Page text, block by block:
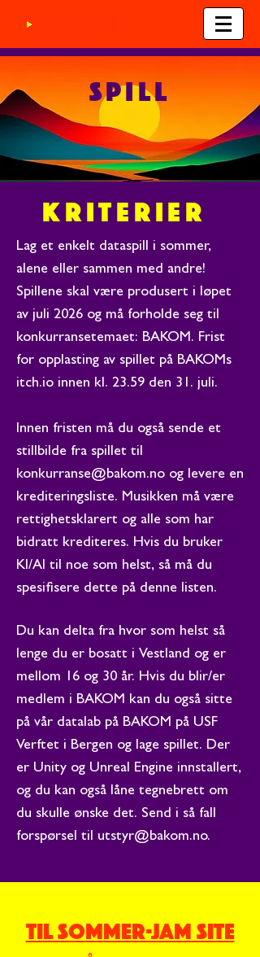
SPILL
KRITERIER
Lag et enkelt dataspill i sommer,
alene eller sammen med andre!
Spillene skal være produsert i løpet
av juli 2026 og må forholde seg til
konkurransetemaet: BAKOM. Frist
for opplasting av spillet på BAKOMs
itch.io innen kl. 23.59 den 31. juli.
Innen fristen må du også sende et
stillbilde fra spillet til
konkurranse@bakom.no og levere en
krediteringsliste. Musikken må være
rettighetsklarert og alle som har
bidratt krediteres. Hvis du bruker
KI/AI til noe som helst, så må du
spesifisere dette på denne listen.
Du kan delta fra hvor som helst så
lenge du er bosatt i Vestland og er
mellom 16 og 30 år. Hvis du blir/er
medlem i BAKOM kan du også sitte
på vår datalab på BAKOM på USF
Verftet i Bergen og lage spillet. Der
er Unity og Unreal Engine innstallert,
og du kan også låne tegnebrett om
du skulle ønske det. Send i så fall
forspørsel til utstyr@bakom.no.
TIL SOMMER-JAM SITE